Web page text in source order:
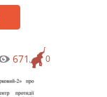
0
671